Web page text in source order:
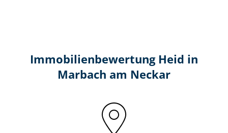
Immobilien­bewertung Heid in
Marbach am Neckar